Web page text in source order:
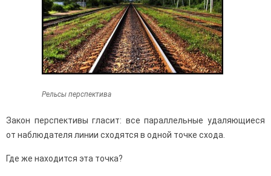
Рельсы перспектива
Закон перспективы гласит: все параллельные удаляющиеся
от наблюдателя линии сходятся в одной точке схода.
Где же находится эта точка?